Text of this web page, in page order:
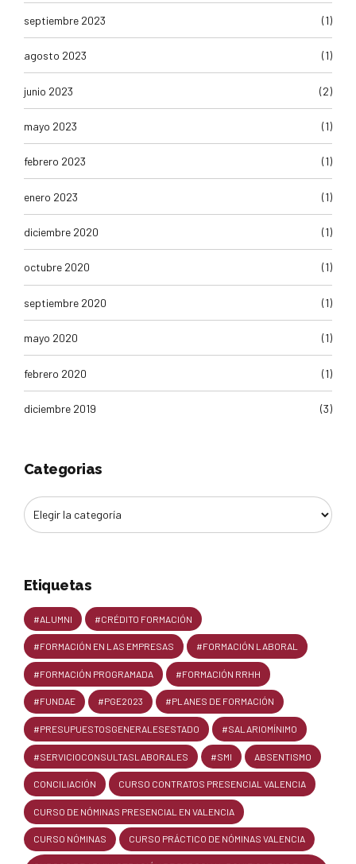
septiembre 2023 (1)
agosto 2023 (1)
junio 2023 (2)
mayo 2023 (1)
febrero 2023 (1)
enero 2023 (1)
diciembre 2020 (1)
octubre 2020 (1)
septiembre 2020 (1)
mayo 2020 (1)
febrero 2020 (1)
diciembre 2019 (3)
Categorias
Etiquetas
#ALUMNI #CRÉDITO FORMACIÓN
#FORMACIÓN EN LAS EMPRESAS #FORMACIÓN LABORAL
#FORMACIÓN PROGRAMADA #FORMACIÓN RRHH
#FUNDAE #PGE2023 #PLANES DE FORMACIÓN
#PRESUPUESTOSGENERALESESTADO #SALARIOMÍNIMO
#SERVICIOCONSULTASLABORALES #SMI ABSENTISMO
CONCILIACIÓN CURSO CONTRATOS PRESENCIAL VALENCIA
CURSO DE NÓMINAS PRESENCIAL EN VALENCIA
CURSO NÓMINAS CURSO PRÁCTICO DE NÓMINAS VALENCIA